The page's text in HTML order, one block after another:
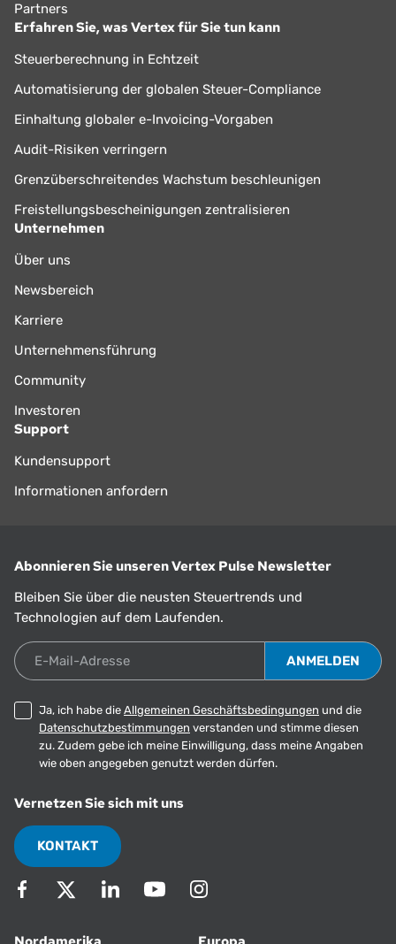
Partners
Erfahren Sie, was Vertex für Sie tun kann
Steuerberechnung in Echtzeit
Automatisierung der globalen Steuer-Compliance
Einhaltung globaler e-Invoicing-Vorgaben
Audit-Risiken verringern
Grenzüberschreitendes Wachstum beschleunigen
Freistellungsbescheinigungen zentralisieren
Unternehmen
Über uns
Newsbereich
Karriere
Unternehmensführung
Community
Investoren
Support
Kundensupport
Informationen anfordern
Abonnieren Sie unseren Vertex Pulse Newsletter
Bleiben Sie über die neusten Steuertrends und
Technologien auf dem Laufenden.
E-Mail-Adresse
Ja, ich habe die Allgemeinen Geschäftsbedingungen und die
Datenschutzbestimmungen verstanden und stimme diesen
zu. Zudem gebe ich meine Einwilligung, dass meine Angaben
wie oben angegeben genutzt werden dürfen.
Vernetzen Sie sich mit uns
KONTAKT